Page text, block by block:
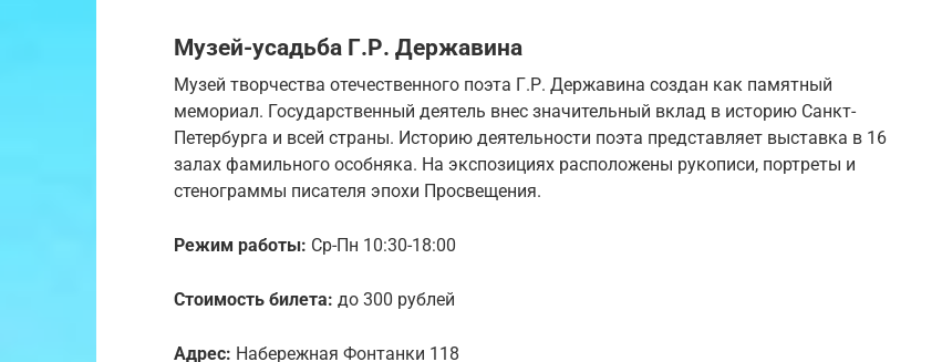
Музей-усадьба Г.Р. Державина
Музей творчества отечественного поэта Г.Р. Державина создан как памятный
мемориал. Государственный деятель внес значительный вклад в историю Санкт-
Петербурга и всей страны. Историю деятельности поэта представляет выставка в 16
залах фамильного особняка. На экспозициях расположены рукописи, портреты и
стенограммы писателя эпохи Просвещения.
Режим работы: Ср-Пн 10:30-18:00
Стоимость билета: до 300 рублей
Адрес: Набережная Фонтанки 118